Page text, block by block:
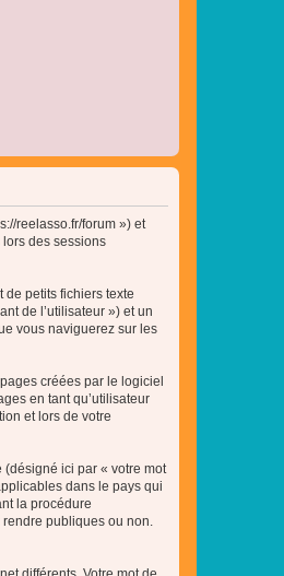
reelasso.fr/forum ») et
des sessions
petits fichiers texte
de l’utilisateur ») et un
vous naviguerez sur les
créées par le logiciel
en tant qu’utilisateur
et lors de votre
(désigné ici par « votre mot
dans le pays qui
la procédure
publiques ou non.